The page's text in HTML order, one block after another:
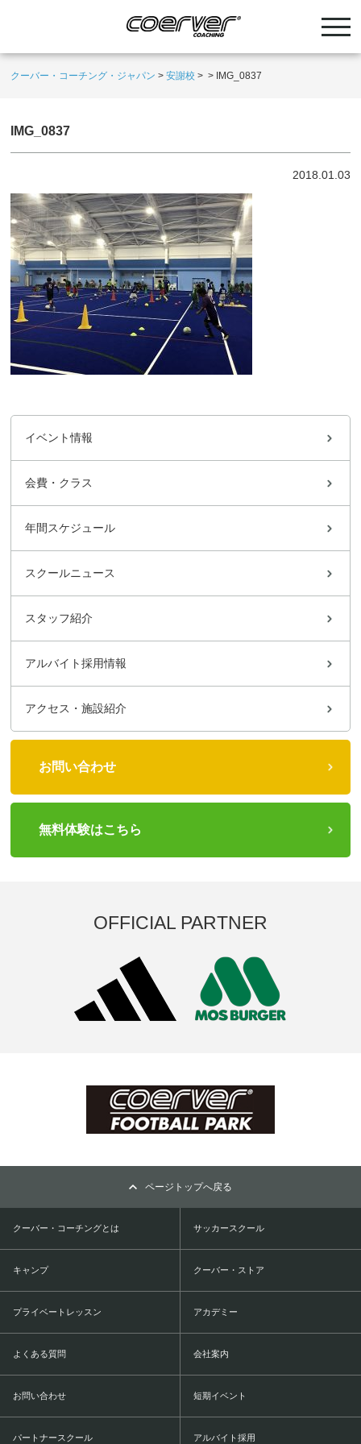
クーバー・コーチング・ジャパン >安謝校 > > IMG_0837
IMG_0837
2018.01.03
イベント情報
会費・クラス
年間スケジュール
スクールニュース
スタッフ紹介
アルバイト採用情報
アクセス・施設紹介
お問い合わせ
無料体験はこちら
OFFICIAL PARTNER
ページトップへ戻る
クーバー・コーチングとは サッカースクール
キャンプ クーバー・ストア
プライベートレッスン アカデミー
よくある質問 会社案内
お問い合わせ 短期イベント
パートナースクール アルバイト採用